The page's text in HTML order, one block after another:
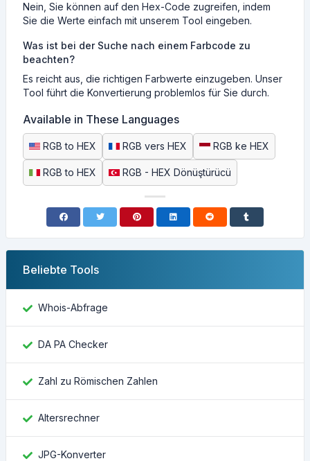
Nein, Sie können auf den Hex-Code zugreifen, indem
Sie die Werte einfach mit unserem Tool eingeben.
Was ist bei der Suche nach einem Farbcode zu
beachten?
Es reicht aus, die richtigen Farbwerte einzugeben. Unser
Tool führt die Konvertierung problemlos für Sie durch.
Available in These Languages
RGB to HEX RGB vers HEX RGB ke HEX
RGB to HEX RGB - HEX Dönüştürücü
Beliebte Tools
Whois-Abfrage
DA PA Checker
Zahl zu Römischen Zahlen
Altersrechner
JPG-Konverter